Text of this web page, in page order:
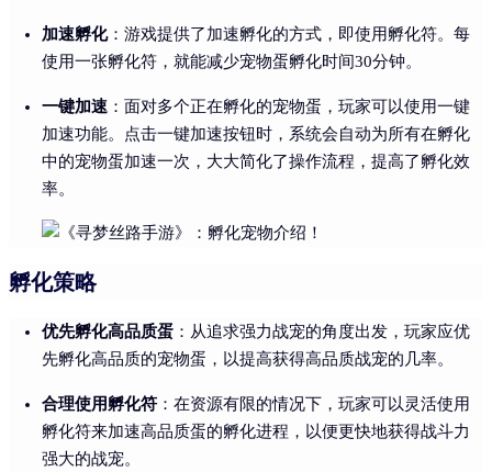
加速孵化：游戏提供了加速孵化的方式，即使用孵化符。每
使用一张孵化符，就能减少宠物蛋孵化时间30分钟。
一键加速 ：面对多个正在孵化的宠物蛋，玩家可以使用一键
加速功能。点击一键加速按钮时，系统会自动为所有在孵化
中的宠物蛋加速一次，大大简化了操作流程，提高了孵化效
率。
孵化策略
优先孵化高品质蛋 ：从追求强力战宠的角度出发，玩家应优
先孵化高品质的宠物蛋，以提高获得高品质战宠的几率。
合理使用孵化符 ：在资源有限的情况下，玩家可以灵活使用
孵化符来加速高品质蛋的孵化进程，以便更快地获得战斗力
强大的战宠。